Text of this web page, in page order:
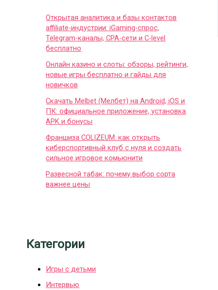
Открытая аналитика и базы контактов
affiliate-индустрии: iGaming-спрос,
Telegram-каналы, CPA-сети и C-level
бесплатно
Онлайн казино и слоты: обзоры, рейтинги,
новые игры бесплатно и гайды для
новичков
Скачать Melbet (Мелбет) на Android, iOS и
ПК: официальное приложение, установка
APK и бонусы
Франшиза COLIZEUM: как открыть
киберспортивный клуб с нуля и создать
сильное игровое комьюнити
Развесной табак: почему выбор сорта
важнее цены
Категории
Игры с детьми
Интервью